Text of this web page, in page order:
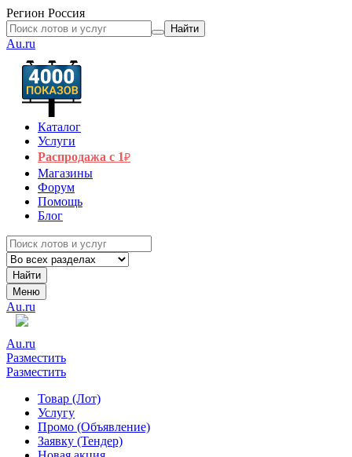
Регион Россия
Найти
Au.ru
Каталог
Услуги
Распродажа с 1₽
Магазины
Форум
Помощь
Блог
Найти
Меню
Au.ru
Au.ru
Разместить
Разместить
Товар (Лот)
Услугу
Промо (Объявление)
Заявку (Тендер)